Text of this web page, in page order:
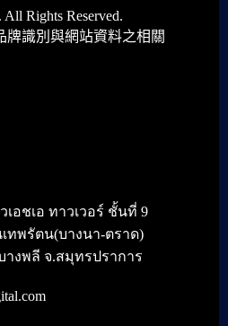
Rights Reserved.
牌識別與網站資料之相關
เอชเอ ทาวเวอร์ ชั้นที่ 9
ทพรัตน(บางนา-ตราด)
างพลี จ.สมุทรปราการ